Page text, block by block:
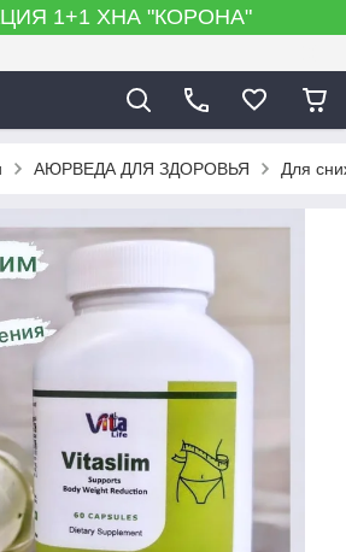
1+1 ХНА "КОРОНА"
АЮРВЕДА ДЛЯ ЗДОРОВЬЯ Для